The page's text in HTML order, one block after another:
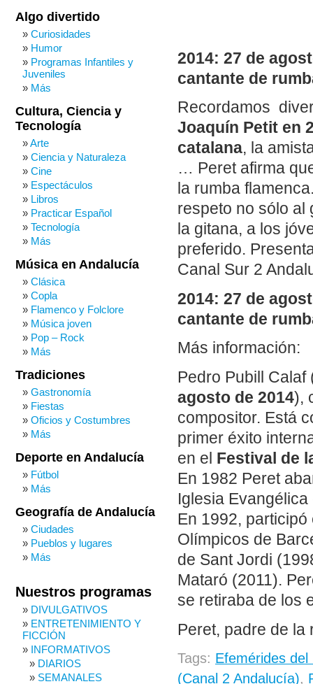
2014: 27 de
cantante de
Recordamos
Joaquín Petit en
catalana, la
… Peret afirma
la rumba
respeto no sólo al
la gitana, a los
preferido.
Canal Sur 2
2014: 27 de
cantante de
Más información:
Pedro Pubill Calaf
agosto de 2014),
compositor. Está
primer éxito
en el Festival de
En 1982 Peret
Iglesia Evangélica
En 1992,
Olímpicos de
de Sant Jordi
Mataró (2011).
se retiraba de los
Peret, padre de la
Tags: Efemérides
(Canal 2 Andalucía),
Algo divertido
Curiosidades
Humor
Programas Infantiles y
Juveniles
Más
Cultura, Ciencia y
Tecnología
Arte
Ciencia y Naturaleza
Cine
Espectáculos
Libros
Practicar Español
Tecnología
Más
Música en Andalucía
Clásica
Copla
Flamenco y Folclore
Música joven
Pop – Rock
Más
Tradiciones
Gastronomía
Fiestas
Oficios y Costumbres
Más
Deporte en Andalucía
Fútbol
Más
Geografía de Andalucía
Ciudades
Pueblos y lugares
Más
Nuestros programas
DIVULGATIVOS
ENTRETENIMIENTO Y
FICCIÓN
INFORMATIVOS
DIARIOS
SEMANALES